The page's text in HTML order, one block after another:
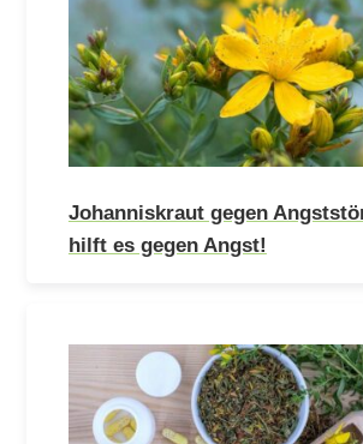
Johanniskraut gegen
hilft es gegen Angst!